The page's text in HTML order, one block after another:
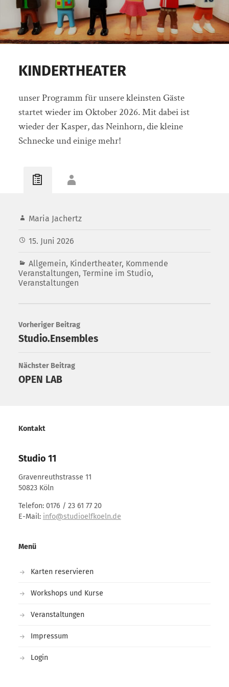
KINDERTHEATER
unser Programm für unsere kleinsten Gäste
startet wieder im Oktober 2026. Mit dabei ist
wieder der Kasper, das Neinhorn, die kleine
Schnecke und einige mehr!
Maria Jachertz
15. Juni 2026
Allgemein, Kindertheater, Kommende
Veranstaltungen, Termine im Studio,
Veranstaltungen
Vorheriger Beitrag
Studio.Ensembles
Nächster Beitrag
OPEN LAB
Kontakt
Studio 11
Gravenreuthstrasse 11
50823 Köln
Telefon: 0176 / 23 61 77 20
E-Mail: info@studioelfkoeln.de
Menü
Karten reservieren
Workshops und Kurse
Veranstaltungen
Impressum
Login